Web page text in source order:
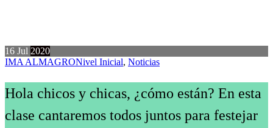
16 Jul 2020
IMA ALMAGRONivel Inicial, Noticias
Hola chicos y chicas, ¿cómo están? En esta
clase cantaremos todos juntos para festejar